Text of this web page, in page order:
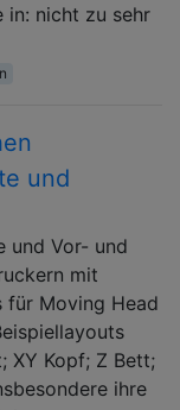
in: nicht zu sehr
und
und Vor- und
mit
für Moving Head
XY Kopf; Z Bett;
ihre